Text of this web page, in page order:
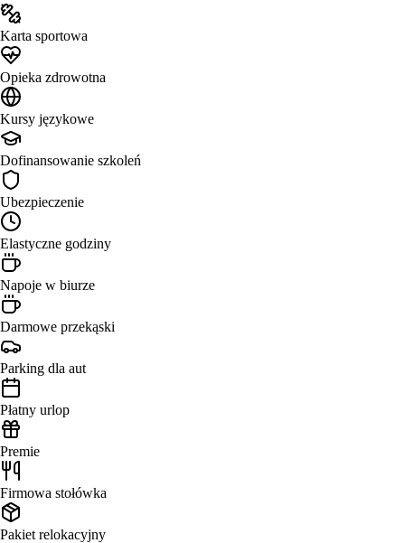
Karta sportowa
Opieka zdrowotna
Kursy językowe
Dofinansowanie szkoleń
Ubezpieczenie
Elastyczne godziny
Napoje w biurze
Darmowe przekąski
Parking dla aut
Płatny urlop
Premie
Firmowa stołówka
Pakiet relokacyjny